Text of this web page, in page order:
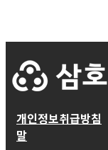
개인정보취급방침
말